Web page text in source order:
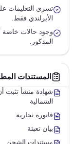
تسري التعليمات
الأيرلندي فقط.
وجود حالات خاصة
المذكور.
المستندات
شهادة منشأ تثبت
الشمالية
فاتورة تجارية
بيان تعبئة
مستندات الشحن